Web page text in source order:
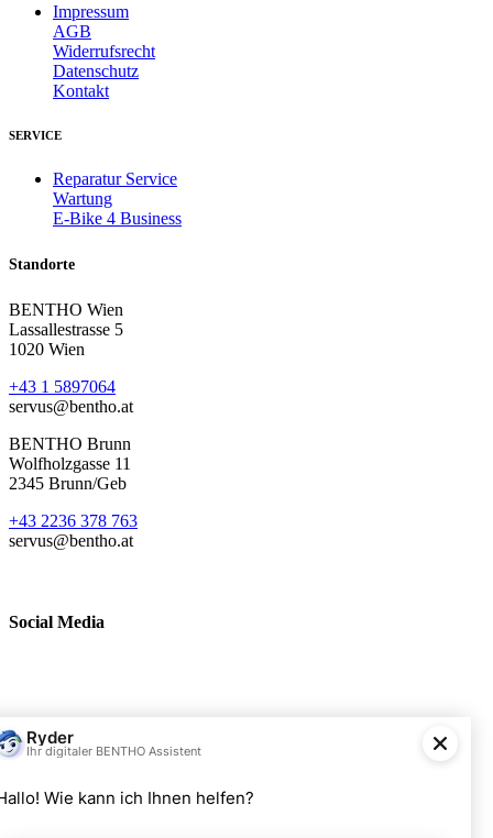
Impressum
AGB
Widerrufsrecht
Datenschutz
Kontakt
SERVICE
Reparatur Service
Wartung
E-Bike 4 Business
Standorte
BENTHO Wien
Lassallestrasse 5
1020 Wien
+43 1 5897064
servus@bentho.at
BENTHO Brunn
Wolfholzgasse 11
2345 Brunn/Geb
+43 2236 378 763
servus@bentho.at
Social Media
BENTHO eMobility GmbH
Wolfholzgasse 11